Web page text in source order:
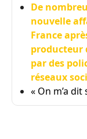
De
nouvelle
France
producteur
par des
réseaux
« On m’a